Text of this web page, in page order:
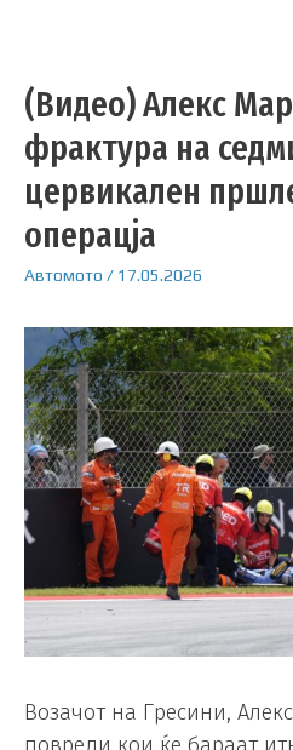
(Видео) Алекс
фрактура на
цервикален
операцја
Автомото / 17.05.2026
Возачот на Гресини,